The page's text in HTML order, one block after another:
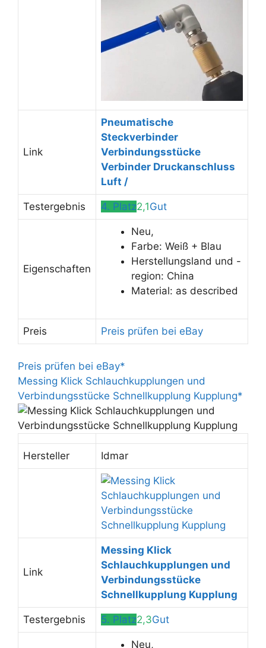
Link
Pneumatische
Steckverbinder
Verbindungsstücke
Verbinder Druckanschluss
Luft /
Testergebnis 4. Platz2,1Gut
Eigenschaften
Neu,
Farbe: Weiß + Blau
Herstellungsland und -
region: China
Material: as described
Preis Preis prüfen bei eBay
Preis prüfen bei eBay*
Messing Klick Schlauchkupplungen und
Verbindungsstücke Schnellkupplung Kupplung*
Hersteller Idmar
Link
Messing Klick
Schlauchkupplungen und
Verbindungsstücke
Schnellkupplung Kupplung
Testergebnis 5. Platz2,3Gut
Neu,